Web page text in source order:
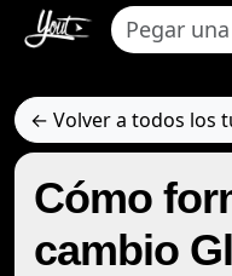
← Volver a todos los
Cómo
cambio